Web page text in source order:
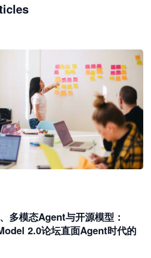
多模态Agent与开源模型：
2.0论坛直面Agent时代的